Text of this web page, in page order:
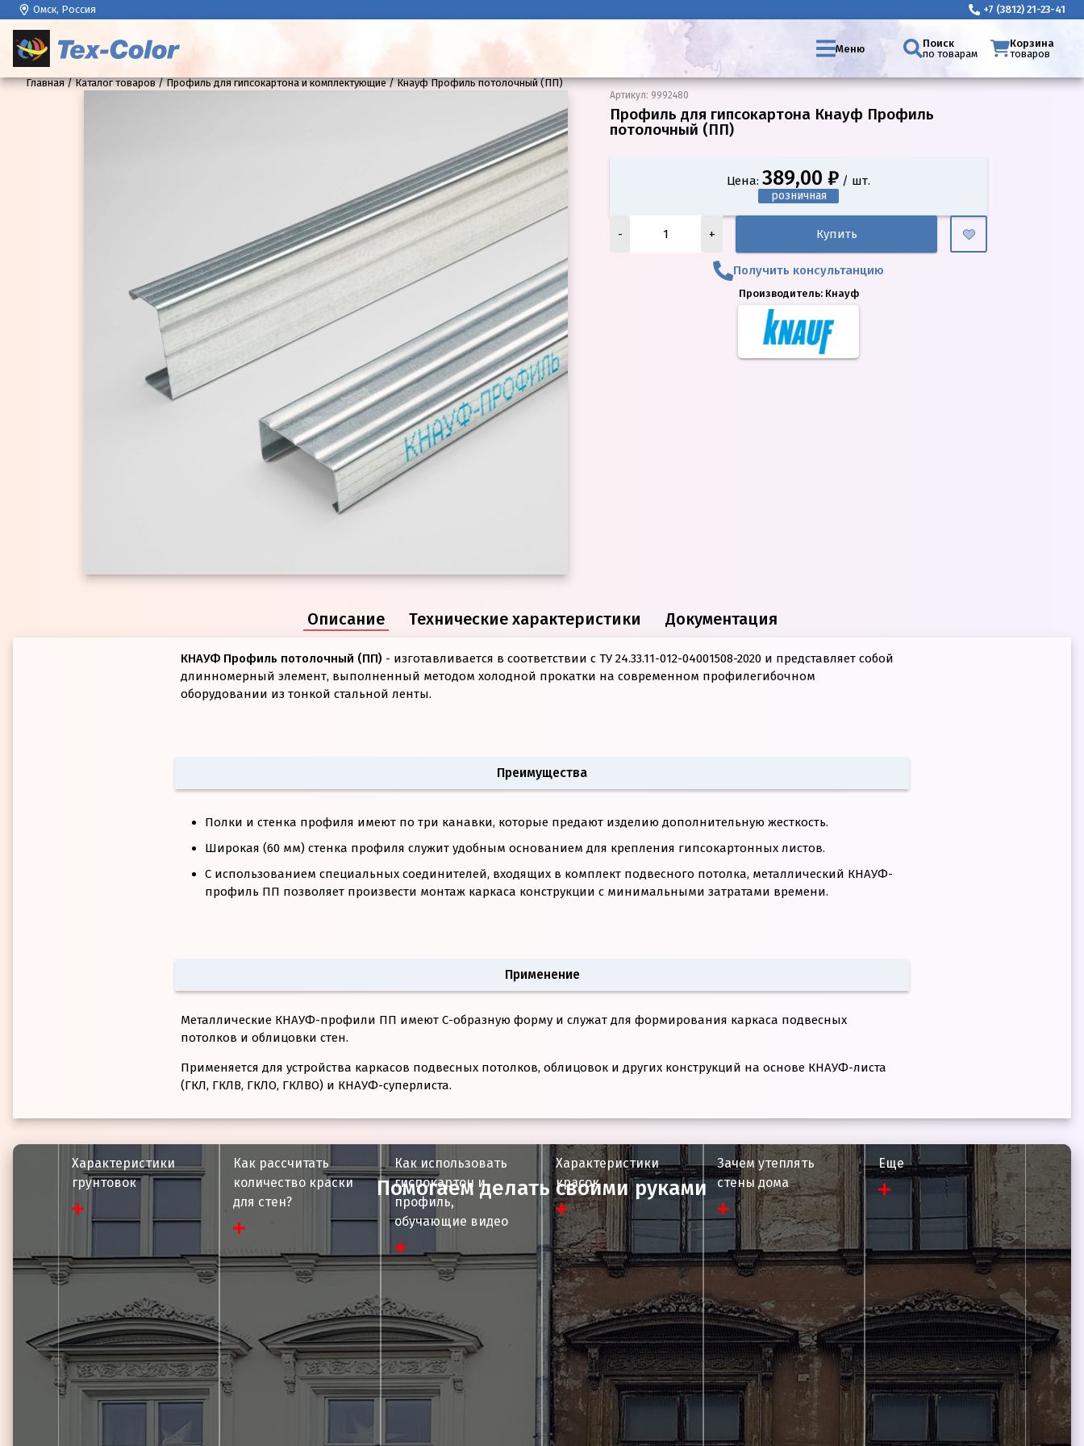
Омск, Россия +7 (3812) 21-23-41
Меню
Поиск
по товарам
Корзина
товаров
Главная Каталог товаров Профиль для гипсокартона и комплектующие Кнауф Профиль потолочный (ПП)
Артикул: 9992480
Профиль для гипсокартона Кнауф Профиль
потолочный (ПП)
Цена: 389,00 ₽ / шт.
розничная
- + Купить
Получить консультанцию
Производитель: Кнауф
Описание Технические характеристики Документация
КНАУФ Профиль потолочный (ПП) - изготавливается в соответствии с ТУ 24.33.11-012-04001508-2020 и представляет собой
длинномерный элемент, выполненный методом холодной прокатки на современном профилегибочном
оборудовании из тонкой стальной ленты.
Преимущества
Полки и стенка профиля имеют по три канавки, которые предают изделию дополнительную жесткость.
Широкая (60 мм) стенка профиля служит удобным основанием для крепления гипсокартонных листов.
С использованием специальных соединителей, входящих в комплект подвесного потолка, металлический КНАУФ-
профиль ПП позволяет произвести монтаж каркаса конструкции с минимальными затратами времени.
Применение
Металлические КНАУФ-профили ПП имеют С-образную форму и служат для формирования каркаса подвесных
потолков и облицовки стен.
Применяется для устройства каркасов подвесных потолков, облицовок и других конструкций на основе КНАУФ-листа
(ГКЛ, ГКЛВ, ГКЛО, ГКЛВО) и КНАУФ-суперлиста.
Длина
3000 мм
0.6 мм
60x27 мм
Техническая документация
Размер файла:0.77МБ Помогаем делать своими руками
Характеристики
грунтовок
Как рассчитать
количество краски
для стен?
Как использовать
гиспокартон и
профиль,
обучающие видео
Характеристики
красок
Зачем утеплять
стены дома
Еще